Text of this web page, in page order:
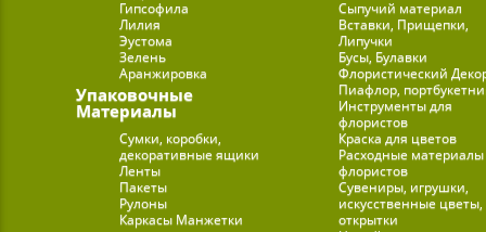
Гипсофила
Лилия
Эустома
Зелень
Аранжировка
Упаковочные
Материалы
Сумки, коробки,
декоративные ящики
Ленты
Пакеты
Рулоны
Каркасы Манжетки
Сыпучий материал
Вставки, Прищепки,
Липучки
Бусы, Булавки
Флористический
Пиафлор,
Инструменты для
флористов
Краска для цветов
Расходные
флористов
Сувениры, игрушки,
искусственные цветы,
открытки